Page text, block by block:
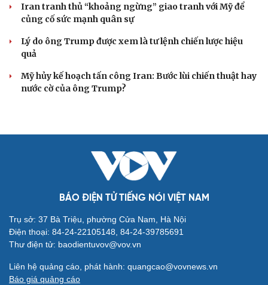
Iran tranh thủ “khoảng ngừng” giao tranh với Mỹ để
củng cố sức mạnh quân sự
Lý do ông Trump được xem là tư lệnh chiến lược hiệu
quả
Mỹ hủy kế hoạch tấn công Iran: Bước lùi chiến thuật hay
nước cờ của ông Trump?
BÁO ĐIỆN TỬ TIẾNG NÓI VIỆT NAM
Trụ sở: 37 Bà Triệu, phường Cửa Nam, Hà Nội
Điện thoại: 84-24-22105148, 84-24-39785691
Thư điện tử: baodientuvov@vov.vn
Liên hệ quảng cáo, phát hành: quangcao@vovnews.vn
Báo giá quảng cáo